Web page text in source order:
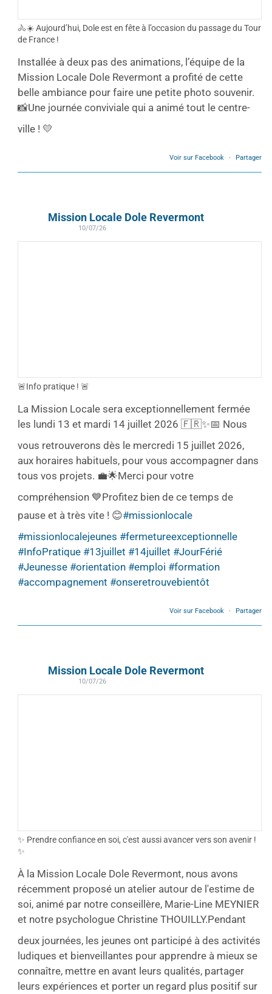
🚴☀️ Aujourd’hui, Dole est en fête à l’occasion du passage du Tour
de France !
Installée à deux pas des animations, l’équipe de la
Mission Locale Dole Revermont a profité de cette
belle ambiance pour faire une petite photo souvenir.
📸Une journée conviviale qui a animé tout le centre-
ville ! 💛
Voir sur Facebook · Partager
Mission Locale Dole Revermont
10/07/26
🚨Info pratique ! 🚨
La Mission Locale sera exceptionnellement fermée
les lundi 13 et mardi 14 juillet 2026 🇫🇷✨📅 Nous
vous retrouverons dès le mercredi 15 juillet 2026,
aux horaires habituels, pour vous accompagner dans
tous vos projets. 💼🌟Merci pour votre
compréhension 💙Profitez bien de ce temps de
pause et à très vite ! 😊#missionlocale
#missionlocalejeunes #fermetureexceptionnelle
#InfoPratique #13juillet #14juillet #JourFérié
#Jeunesse #orientation #emploi #formation
#accompagnement #onseretrouvebientôt
Voir sur Facebook · Partager
Mission Locale Dole Revermont
10/07/26
✨ Prendre confiance en soi, c'est aussi avancer vers son avenir !
✨
À la Mission Locale Dole Revermont, nous avons
récemment proposé un atelier autour de l'estime de
soi, animé par notre conseillère, Marie-Line MEYNIER
et notre psychologue Christine THOUILLY.Pendant
deux journées, les jeunes ont participé à des activités
ludiques et bienveillantes pour apprendre à mieux se
connaître, mettre en avant leurs qualités, partager
leurs expériences et porter un regard plus positif sur